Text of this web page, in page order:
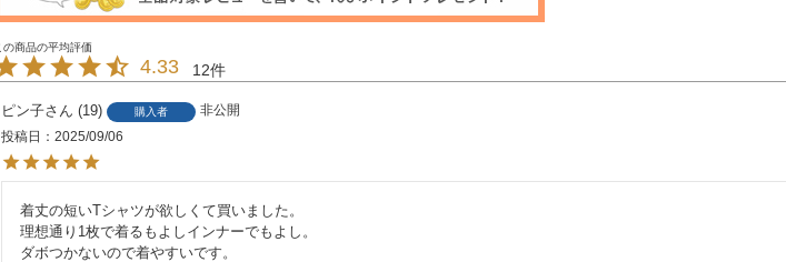
4.33 12
ピン子 19 購入者
非公開
投稿日
2025/09/06
着丈の短いTシャツが欲しくて買いました。
理想通り1枚で着るもよしインナーでもよし。
ダボつかないので着やすいです。